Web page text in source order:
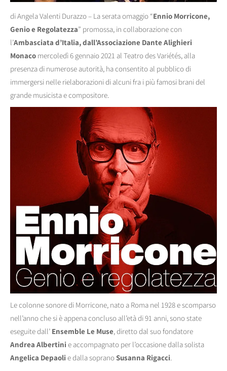
di Angela Valenti Durazzo – La serata omaggio “Ennio Morricone,
Genio e Regolatezza” promossa, in collaborazione con
l’Ambasciata d’Italia, dall’Associazione Dante Alighieri
Monaco mercoledì 6 gennaio 2021 al Teatro des Variétés, alla
presenza di numerose autorità, ha consentito al pubblico di
immergersi nelle rielaborazioni di alcuni fra i più famosi brani del
grande musicista e compositore.
Le colonne sonore di Morricone, nato a Roma nel 1928 e scomparso
nell’anno che si è appena concluso all’età di 91 anni, sono state
eseguite dall’ Ensemble Le Muse, diretto dal suo fondatore
Andrea Albertini e accompagnato per l’occasione dalla solista
Angelica Depaoli e dalla sopranoSusanna Rigacci.